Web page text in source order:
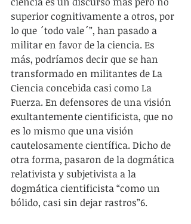
superior cognitivamente a otros, por
lo que ´todo vale´”, han pasado a
militar en favor de la ciencia. Es
más, podríamos decir que se han
transformado en militantes de La
Ciencia concebida casi como La
Fuerza. En defensores de una visión
exultantemente cientificista, que no
es lo mismo que una visión
cautelosamente científica. Dicho de
otra forma, pasaron de la dogmática
relativista y subjetivista a la
dogmática cientificista “como un
bólido, casi sin dejar rastros”6.